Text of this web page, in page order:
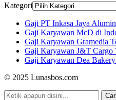
Kategori
Gaji PT Inkasa Jaya
Gaji Karyawan McD di
Gaji Karyawan Gramedia
Gaji Karyawan J&T Cargo
Gaji Karyawan Dea
© 2025 Lunasbos.com
Cari